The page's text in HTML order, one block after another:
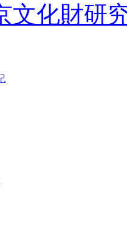
文化財研